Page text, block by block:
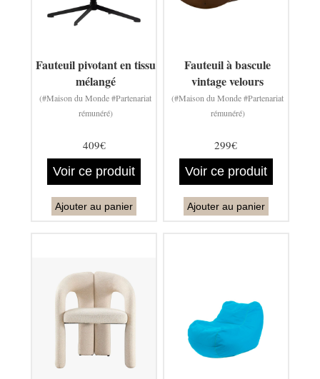
Fauteuil pivotant en tissu
mélangé
(#Maison du Monde #Partenariat
rémunéré)
409€
Voir ce produit
Ajouter au panier
Fauteuil à bascule
vintage velours
(#Maison du Monde #Partenariat
rémunéré)
299€
Voir ce produit
Ajouter au panier